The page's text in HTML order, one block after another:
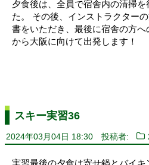
夕食後は、全員で宿舎内の清掃
た。 その後、インストラクター
書をいただき、最後に宿舎の方
から大阪に向けて出発します！
スキー実習36
2024年03月04日 18:30 投稿者: